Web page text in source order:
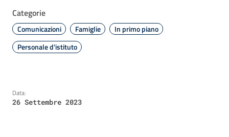
Categorie
Comunicazioni Famiglie
In primo piano
Personale d'istituto
Data:
26 Settembre 2023